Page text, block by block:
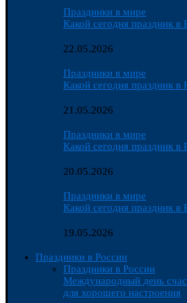
Праздники в мире
Какой сегодня праздник
22.05.2026
Праздники в мире
Какой сегодня праздник
21.05.2026
Праздники в мире
Какой сегодня праздник
20.05.2026
Праздники в мире
Какой сегодня праздник
19.05.2026
Праздники в России
Праздники в России
Международный день
для хорошего настроения